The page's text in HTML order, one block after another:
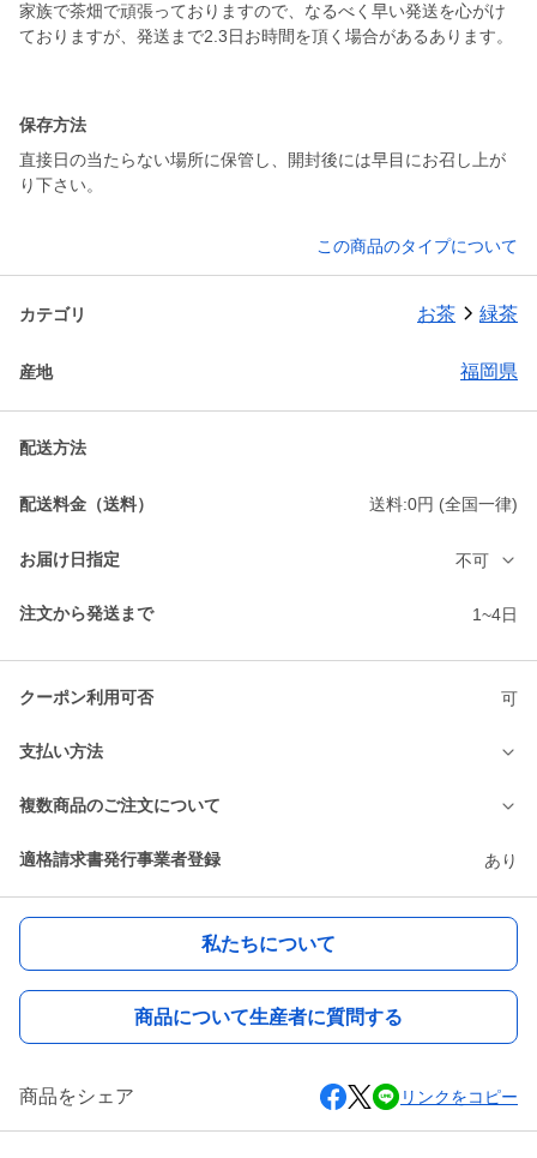
家族で茶畑で頑張っておりますので、なるべく早い発送を心がけ
ておりますが、発送まで2.3日お時間を頂く場合があるあります。
保存方法
直接日の当たらない場所に保管し、開封後には早目にお召し上が
り下さい。
この商品のタイプについて
カテゴリ お茶 緑茶
産地 福岡県
配送方法
配送料金（送料） 送料:0円 (全国一律)
お届け日指定 不可
注文から発送まで 1~4日
クーポン利用可否 可
支払い方法
複数商品のご注文について
適格請求書発行事業者登録 あり
私たちについて
商品について生産者に質問する
商品をシェア リンクをコピー